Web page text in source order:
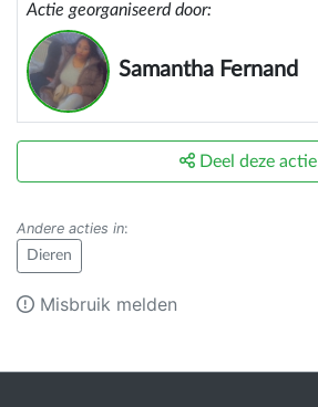
Actie georganiseerd door:
Samantha Fernand
Deel deze actie
Andere acties in:
Dieren
Misbruik melden